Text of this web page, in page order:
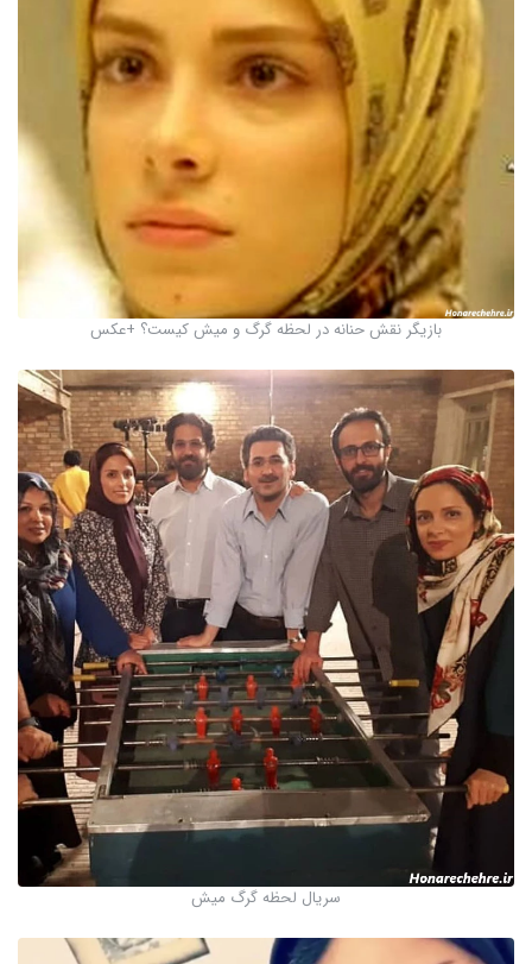
بازیگر نقش حنانه در لحظه گرگ و میش کیست؟ +عکس
سریال لحظه گرگ میش